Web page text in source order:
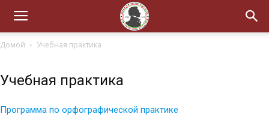
Домой Учебная практика
Учебная практика
Программа по орфографической практике